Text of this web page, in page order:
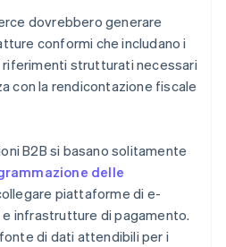
dovrebbero generare
conformi che includano i
riferimenti strutturati necessari
con la rendicontazione fiscale
B2B si basano solitamente
delle
piattaforme di e-
e infrastrutture di pagamento.
di dati attendibili per i